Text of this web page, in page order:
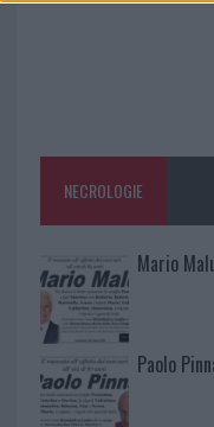
NECROLOGIE
Mario
Paolo